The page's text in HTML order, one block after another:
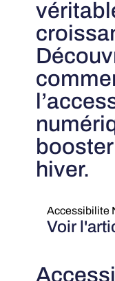
hiver.
Accessibilite
Voir